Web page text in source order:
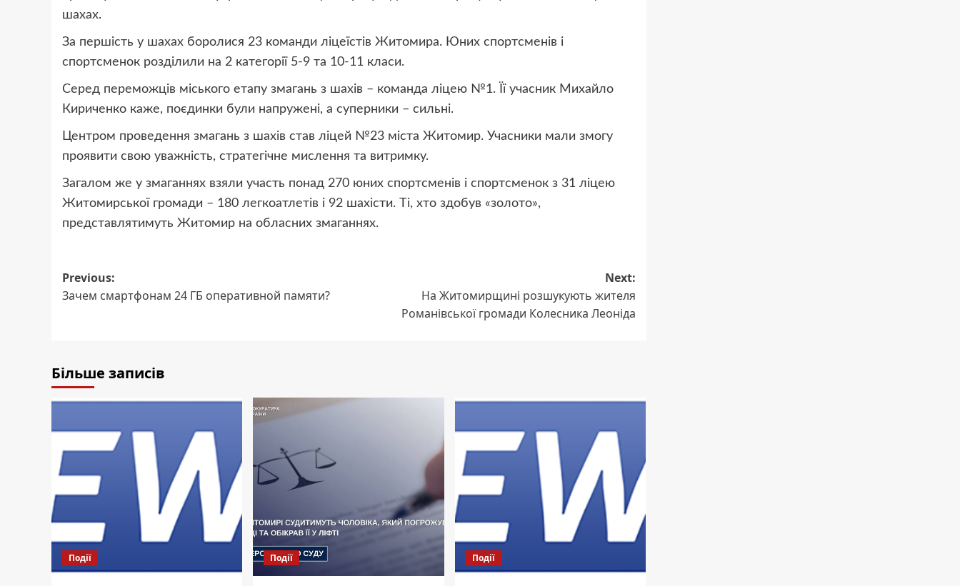
шахах.
За першість у шахах боролися 23 команди ліцеїстів Житомира. Юних спортсменів і
спортсменок розділили на 2 категорії 5-9 та 10-11 класи.
Серед переможців міського етапу змагань з шахів – команда ліцею №1. Її учасник Михайло
Кириченко каже, поєдинки були напружені, а суперники – сильні.
Центром проведення змагань з шахів став ліцей №23 міста Житомир. Учасники мали змогу
проявити свою уважність, стратегічне мислення та витримку.
Загалом же у змаганнях взяли участь понад 270 юних спортсменів і спортсменок з 31 ліцею
Житомирської громади – 180 легкоатлетів і 92 шахісти. Ті, хто здобув «золото»,
представлятимуть Житомир на обласних змаганнях.
Post
navigation
Previous:
Зачем смартфонам 24 ГБ оперативной памяти?
Next:
На Житомирщині розшукують жителя
Романівської громади Колесника Леоніда
Більше записів
Події Події Події